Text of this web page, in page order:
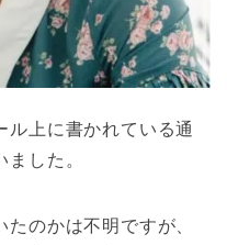
ル上に書かれている通
ました。
のかは不明ですが、